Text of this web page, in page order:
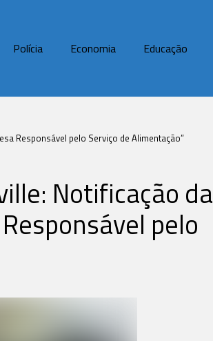
Polícia Economia Educação
Responsável pelo Serviço de Alimentação”
Notificação da
pelo